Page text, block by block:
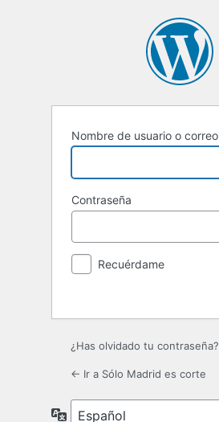
Nombre de usuario o
Contraseña
Recuérdame
¿Has olvidado tu contraseña?
← Ir a Sólo Madrid es corte
Idioma